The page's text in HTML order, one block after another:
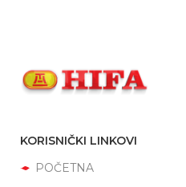
KORISNIČKI LINKOVI
POČETNA